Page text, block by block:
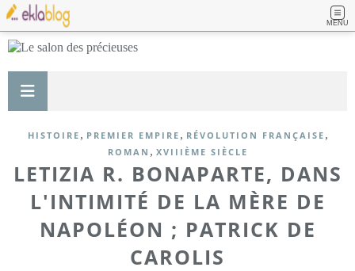
MENU
HISTOIRE , PREMIER EMPIRE , RÉVOLUTION FRANÇAISE ,
ROMAN , XVIIIÈME SIÈCLE
LETIZIA R. BONAPARTE, DANS
L'INTIMITÉ DE LA MÈRE DE
NAPOLÉON ; PATRICK DE
CAROLIS